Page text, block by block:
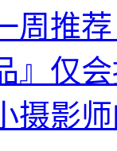
周推
』仅
摄影